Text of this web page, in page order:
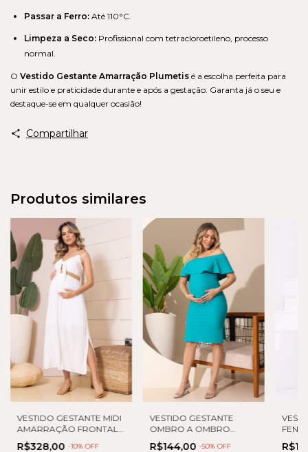
Passar a Ferro: Até 110°C.
Limpeza a Seco: Profissional com tetracloroetileno, processo
normal.
O Vestido Gestante Amarração Plumetis é a escolha perfeita para
unir estilo e praticidade durante e após a gestação. Garanta já o seu e
destaque-se em qualquer ocasião!
Compartilhar
Produtos similares
VESTIDO GESTANTE MIDI
AMARRAÇÃO FRONTAL
COM AVIAMENTO
R$328,00 -10% OFF
VESTIDO GESTANTE
OMBRO A OMBRO
FENDA
R$144,00 -50% OFF